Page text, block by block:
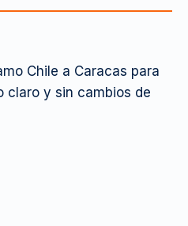
Chile a Caracas para
claro y sin cambios de